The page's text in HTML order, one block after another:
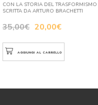
35,00€ 20,00€
CON LA STORIA DEL TRASFORMISMO
SCRITTA DA ARTURO BRACHETTI
AGGIUNGI AL CARRELLO